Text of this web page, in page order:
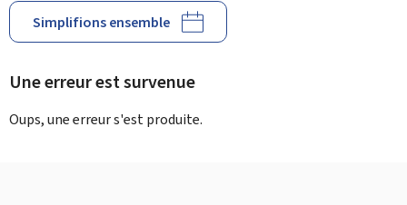
Simplifions ensemble
Une erreur est survenue
Oups, une erreur s'est produite.